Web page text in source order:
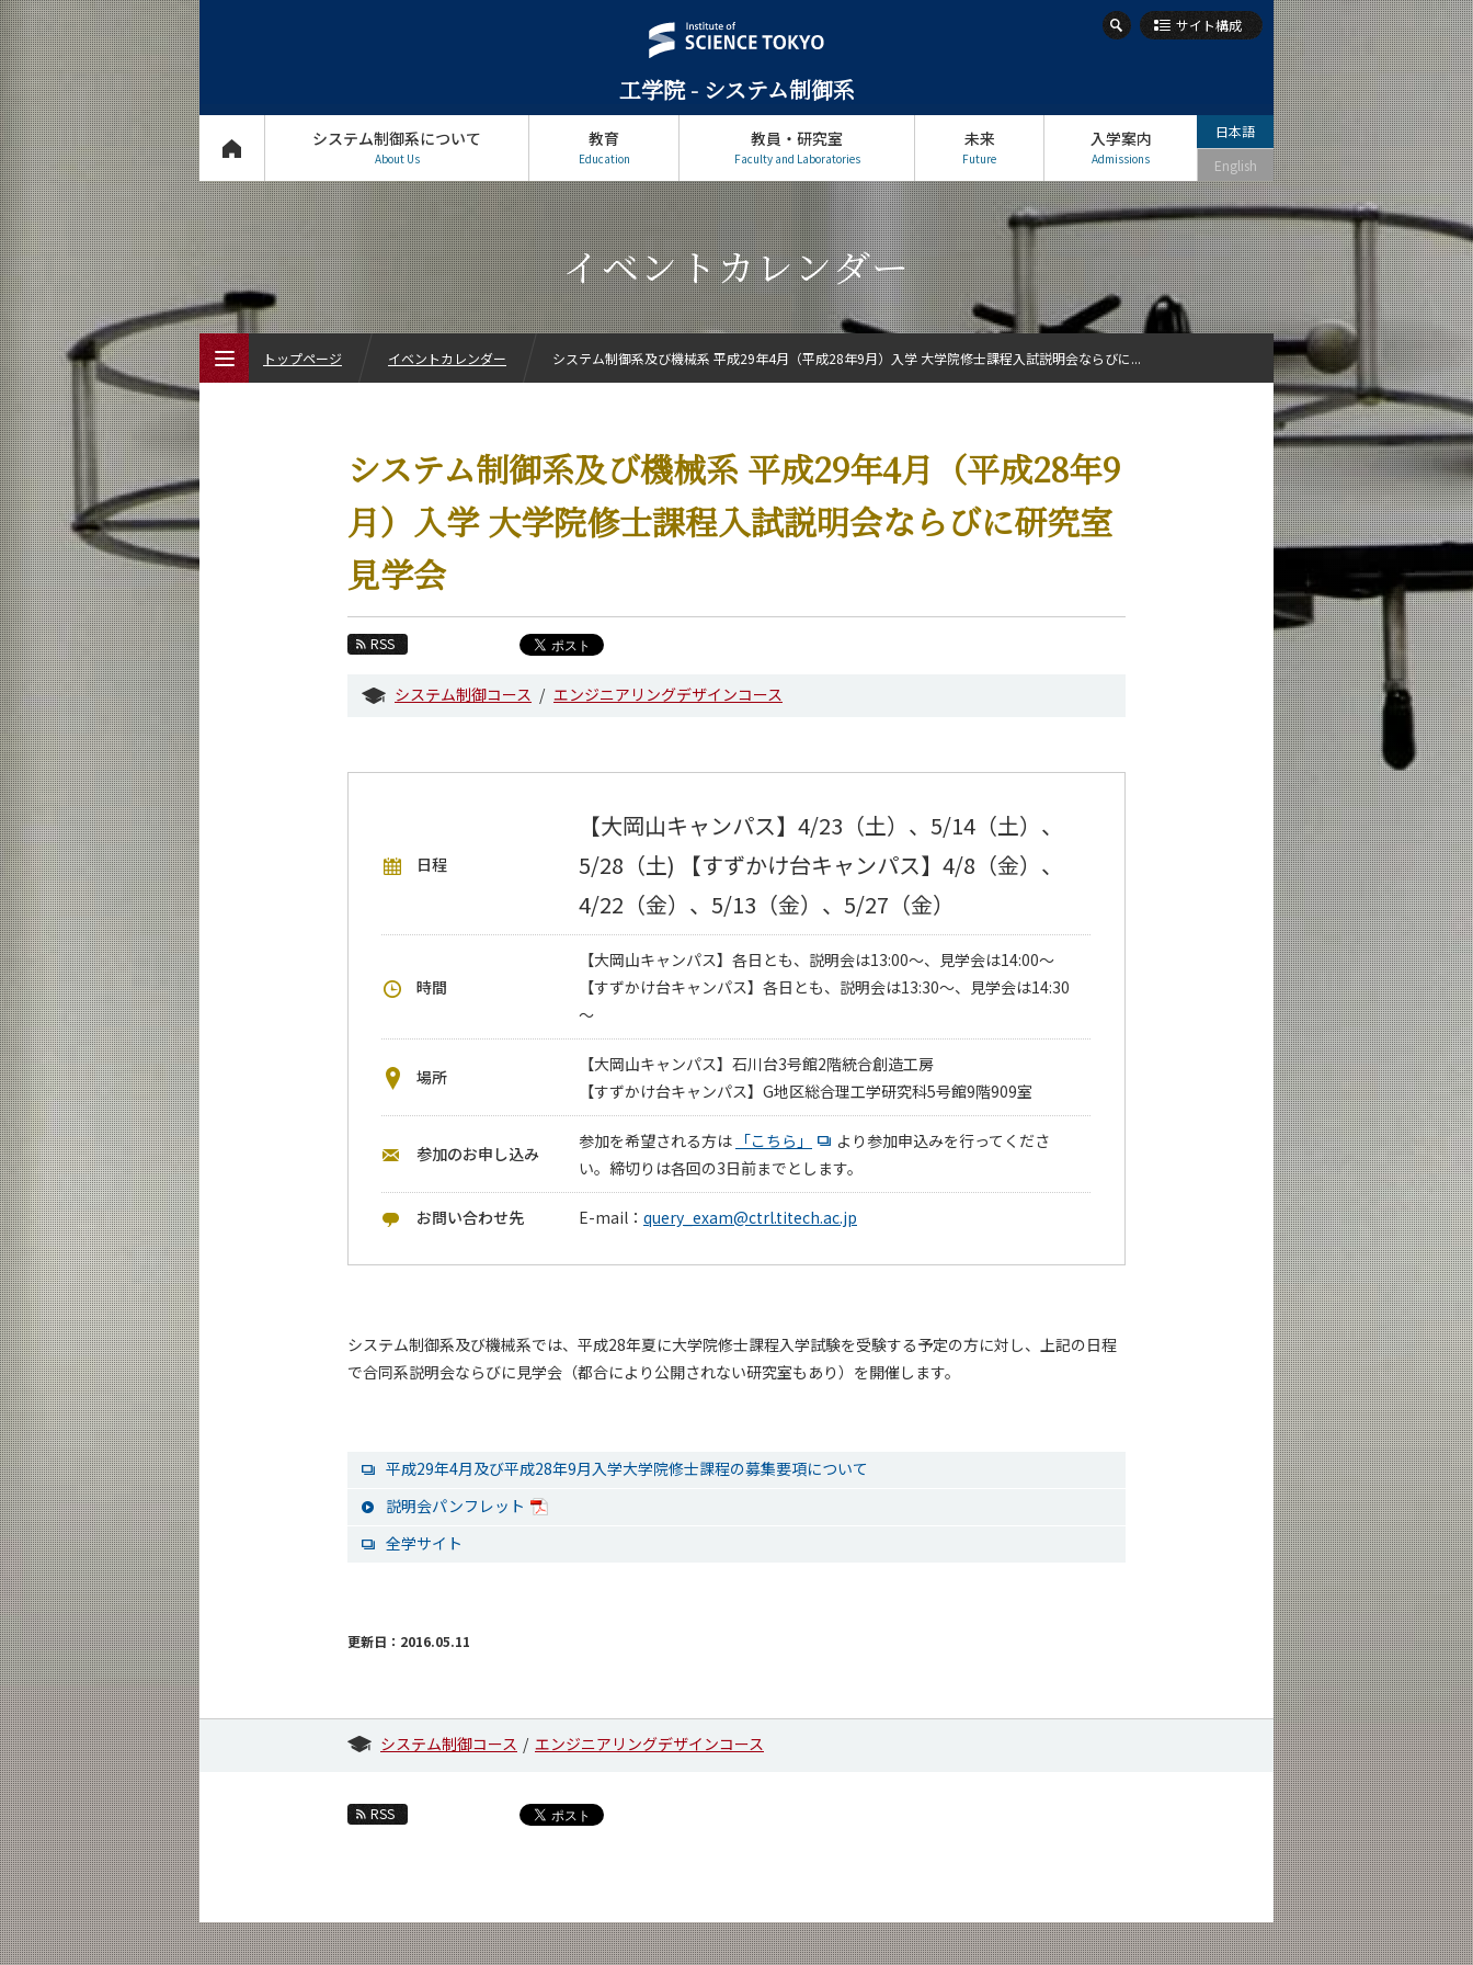
工学院 - システム制御系
サイト構成
システム制御系について
About Us
教育
Education
教員・研究室
Faculty and Laboratories
未来
Future
入学案内
Admissions
日本語
English
イベントカレンダー
システム制御系及び機械系 平成29年4月（平成28年9
月）入学 大学院修士課程入試説明会ならびに研究室
見学会
RSS
システム制御コース エンジニアリングデザインコース
日程
【大岡山キャンパス】4/23（土）、5/14（土）、
5/28（土) 【すずかけ台キャンパス】4/8（金）、
4/22（金）、5/13（金）、5/27（金）
時間
【大岡山キャンパス】各日とも、説明会は13:00～、見学会は14:00～
【すずかけ台キャンパス】各日とも、説明会は13:30～、見学会は14:30
～
場所
【大岡山キャンパス】石川台3号館2階統合創造工房
【すずかけ台キャンパス】G地区総合理工学研究科5号館9階909室
参加のお申し込み
参加を希望される方は 「こちら」
より参加申込みを行ってくださ
い。締切りは各回の3日前までとします。
お問い合わせ先 E-mail： query_exam@ctrl.titech.ac.jp
システム制御系及び機械系では、平成28年夏に大学院修士課程入学試験を受験する予定の方に対し、上記の日程
で合同系説明会ならびに見学会（都合により公開されない研究室もあり）を開催します。
平成29年4月及び平成28年9月入学大学院修士課程の募集要項について
説明会パンフレット
全学サイト
更新日：2016.05.11
システム制御コース エンジニアリングデザインコース
RSS
トップページ イベントカレンダー システム制御系及び機械系 平成29年4月（平成28年9月）入学 大学院修士課程入試説明会ならびに...
システム制御系について